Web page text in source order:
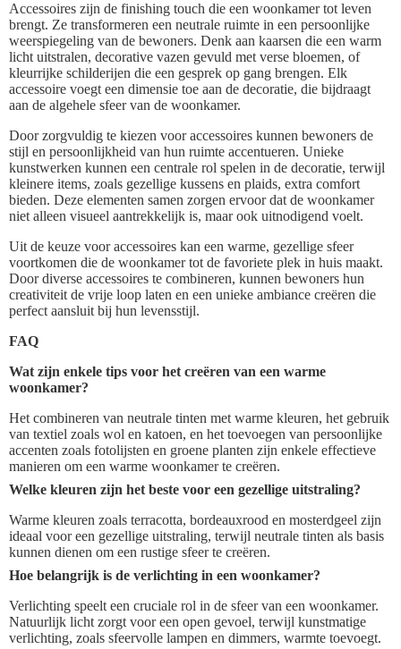
Accessoires zijn de finishing touch die een woonkamer tot leven
brengt. Ze transformeren een neutrale ruimte in een persoonlijke
weerspiegeling van de bewoners. Denk aan kaarsen die een warm
licht uitstralen, decorative vazen gevuld met verse bloemen, of
kleurrijke schilderijen die een gesprek op gang brengen. Elk
accessoire voegt een dimensie toe aan de decoratie, die bijdraagt
aan de algehele sfeer van de woonkamer.
Door zorgvuldig te kiezen voor accessoires kunnen bewoners de
stijl en persoonlijkheid van hun ruimte accentueren. Unieke
kunstwerken kunnen een centrale rol spelen in de decoratie, terwijl
kleinere items, zoals gezellige kussens en plaids, extra comfort
bieden. Deze elementen samen zorgen ervoor dat de woonkamer
niet alleen visueel aantrekkelijk is, maar ook uitnodigend voelt.
Uit de keuze voor accessoires kan een warme, gezellige sfeer
voortkomen die de woonkamer tot de favoriete plek in huis maakt.
Door diverse accessoires te combineren, kunnen bewoners hun
creativiteit de vrije loop laten en een unieke ambiance creëren die
perfect aansluit bij hun levensstijl.
FAQ
Wat zijn enkele tips voor het creëren van een warme
woonkamer?
Het combineren van neutrale tinten met warme kleuren, het gebruik
van textiel zoals wol en katoen, en het toevoegen van persoonlijke
accenten zoals fotolijsten en groene planten zijn enkele effectieve
manieren om een warme woonkamer te creëren.
Welke kleuren zijn het beste voor een gezellige uitstraling?
Warme kleuren zoals terracotta, bordeauxrood en mosterdgeel zijn
ideaal voor een gezellige uitstraling, terwijl neutrale tinten als basis
kunnen dienen om een rustige sfeer te creëren.
Hoe belangrijk is de verlichting in een woonkamer?
Verlichting speelt een cruciale rol in de sfeer van een woonkamer.
Natuurlijk licht zorgt voor een open gevoel, terwijl kunstmatige
verlichting, zoals sfeervolle lampen en dimmers, warmte toevoegt.